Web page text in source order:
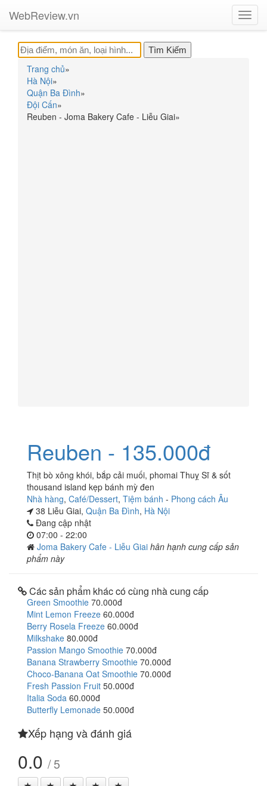
WebReview.vn
Trang chủ»
Hà Nội»
Quận Ba Đình»
Đội Cấn»
Reuben - Joma Bakery Cafe - Liễu Giai»
Reuben - 135.000đ
Thịt bò xông khói, bắp cải muối, phomai Thuỵ Sĩ & sốt
thousand island kẹp bánh mỳ đen
Nhà hàng, Café/Dessert, Tiệm bánh - Phong cách Âu
38 Liễu Giai, Quận Ba Đình, Hà Nội
Đang cập nhật
07:00 - 22:00
Joma Bakery Cafe - Liễu Giai hân hạnh cung cấp sản
phẩm này
Các sản phẩm khác có cùng nhà cung cấp
Green Smoothie 70.000đ
Mint Lemon Freeze 60.000đ
Berry Rosela Freeze 60.000đ
Milkshake 80.000đ
Passion Mango Smoothie 70.000đ
Banana Strawberry Smoothie 70.000đ
Choco-Banana Oat Smoothie 70.000đ
Fresh Passion Fruit 50.000đ
Italia Soda 60.000đ
Butterfly Lemonade 50.000đ
Xếp hạng và đánh giá
0.0 / 5